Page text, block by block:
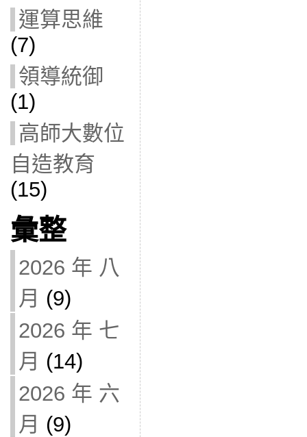
運算思維
(7)
領導統御
(1)
高師大數位
自造教育
(15)
彙整
2026 年 八
月 (9)
2026 年 七
月 (14)
2026 年 六
月 (9)